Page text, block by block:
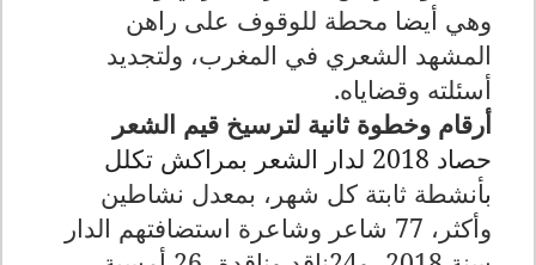
وهي أيضا محطة للوقوف على راهن
المشهد الشعري في المغرب، ولتجديد
أسئلته وقضاياه.
أرقام وخطوة ثانية لترسيخ قيم الشعر
حصاد 2018 لدار الشعر بمراكش تكلل
بأنشطة ثابتة كل شهر، بمعدل نشاطين
وأكثر، 77 شاعر وشاعرة استضافتهم الدار